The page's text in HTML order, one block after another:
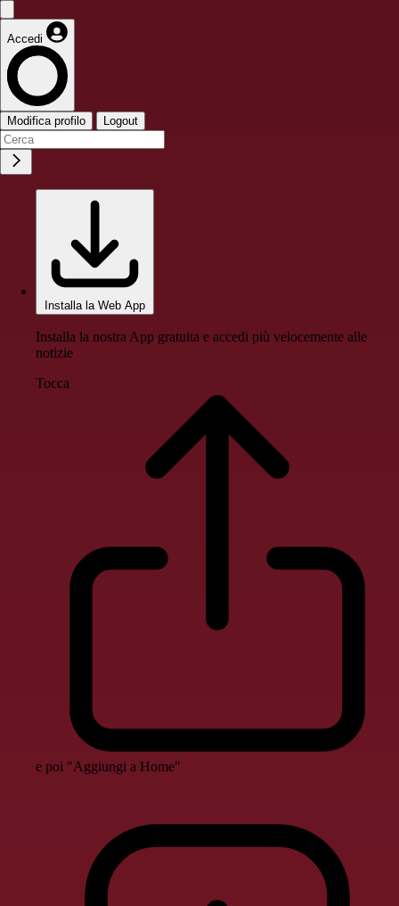
Accedi
Modifica profilo Logout
Installa la Web App
Installa la nostra App gratuita e accedi più velocemente alle
notizie
Tocca
e poi "Aggiungi a Home"